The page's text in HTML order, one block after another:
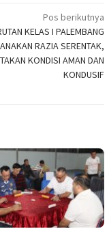
Pos berikutnya
KELAS I PALEMBANG
RAZIA SERENTAK,
KONDISI AMAN DAN
KONDUSIF